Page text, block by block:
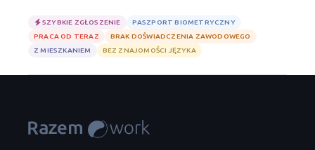
SZYBKIE ZGŁOSZENIE
PASZPORT BIOMETRYCZNY
PRACA OD TERAZ
BRAK DOŚWIADCZENIA ZAWODOWEGO
Z MIESZKANIEM
BEZ ZNAJOMOŚCI JĘZYKA